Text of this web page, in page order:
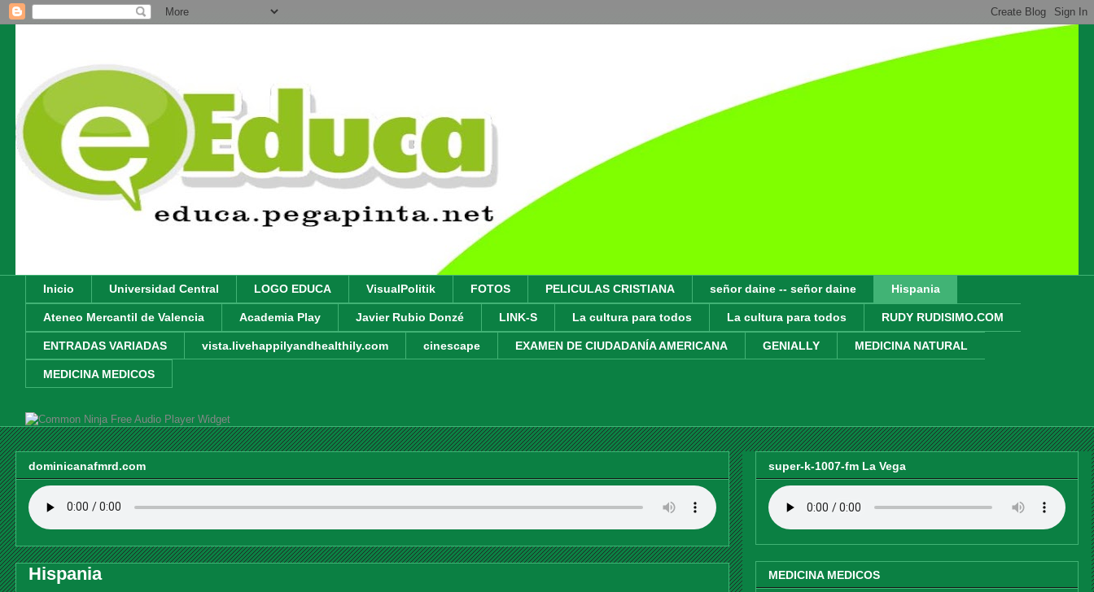
Inicio Universidad Central LOGO EDUCA VisualPolitik FOTOS PELICULAS CRISTIANA señor daine -- señor daine Hispania
Ateneo Mercantil de Valencia Academia Play Javier Rubio Donzé LINK-S La cultura para todos La cultura para todos RUDY RUDISIMO.COM
ENTRADAS VARIADAS vista.livehappilyandhealthily.com cinescape EXAMEN DE CIUDADANÍA AMERICANA GENIALLY MEDICINA NATURAL
MEDICINA MEDICOS
Free Audio Player Widget
dominicanafmrd.com
Hispania
super-k-1007-fm La Vega
MEDICINA MEDICOS